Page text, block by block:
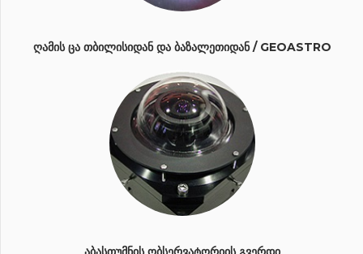
ᲦᲐᲛᲘᲡ ᲪᲐ ᲗᲑᲘᲚᲘᲡᲘᲓᲐᲜ ᲓᲐ ᲑᲐᲖᲐᲚᲔᲗᲘᲓᲐᲜ / GEOASTRO